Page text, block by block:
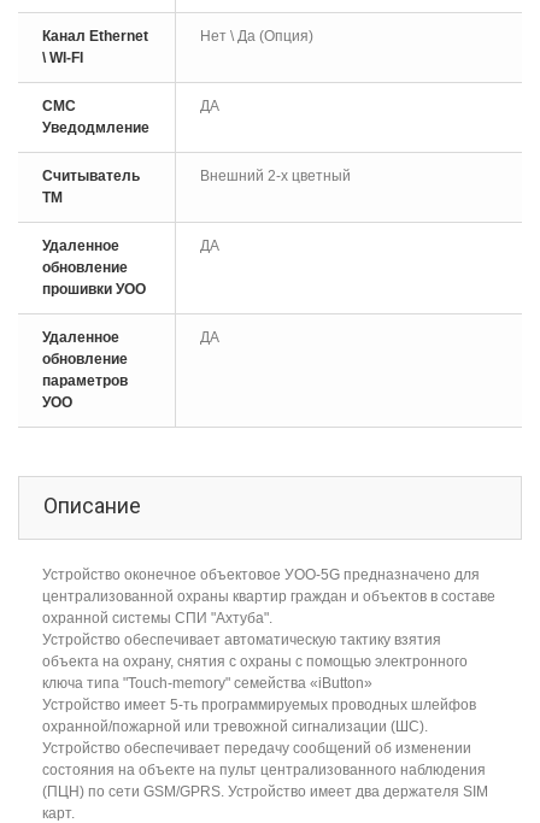
Канал Ethernet
\ WI-FI
Нет \ Да (Опция)
СМС
Уведодмление
ДА
Считыватель
ТМ
Внешний 2-х цветный
Удаленное
обновление
прошивки УОО
ДА
Удаленное
обновление
параметров
УОО
ДА
Описание
Устройство оконечное объектовое УОО-5G предназначено для
централизованной охраны квартир граждан и объектов в составе
охранной системы СПИ "Ахтуба".
Устройство обеспечивает автоматическую тактику взятия
объекта на охрану, снятия с охраны с помощью электронного
ключа типа "Touch-memory" семейства «iButton»
Устройство имеет 5-ть программируемых проводных шлейфов
охранной/пожарной или тревожной сигнализации (ШС).
Устройство обеспечивает передачу сообщений об изменении
состояния на объекте на пульт централизованного наблюдения
(ПЦН) по сети GSM/GPRS. Устройство имеет два держателя SIM
карт.